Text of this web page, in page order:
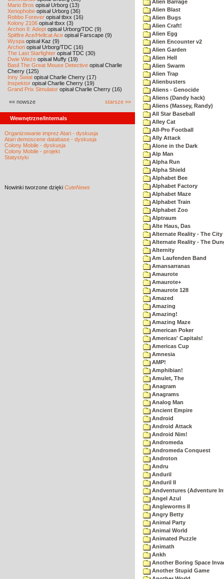
Mario Bros opisał Urborg (13)
Xenophobe opisał Urborg (36)
Robbo Forever opisał tbxx (16)
Kolony 2106 opisał tbxx (3)
Archon II: Adept opisał Urborg/TDC (9)
Spitfire Ace/Hellcat Ace opisał Farscape (9)
Wyspa opisał Kaz (9)
Archon opisał Urborg/TDC (16)
The Last Starfighter opisał TDC (30)
Dwie Wieże opisał Muffy (19)
Basil The Great Mouse Detective opisał Charlie
Cherry (125)
Inny Świat opisał Charlie Cherry (17)
Inspektor opisał Charlie Cherry (19)
Grand Prix Simulator opisał Charlie Cherry (16)
«« nowsze starsze »»
Wewnętrzne/Internals
Organizowanie imprez Atari - dyskusja
Atari demoscene database - dyskusja
Colony Mobile - dyskusja
Colony Mobile - projekt
Statystyki
Nowinki tworzone dzięki CuteNews
Alien Barrage
Alien Blast
Alien Bugs
Alien Craft!
Alien Egg
Alien Encounter v2
Alien Garden
Alien Hell
Alien Swarm
Alien Trap
Alienbusters
Aliens - Genocide
Aliens (Dandy hack)
Aliens (Massey, Randy)
All Star Baseball
Alley Cat
All-Pro Football
Ally Attack
Alone in the Dark
Alp Man
Alpha Run
Alpha Shield
Alphabet Bee
Alphabet Factory
Alphabet Maze
Alphabet Train
Alphabet Zoo
Alptraum
Alte Haus, Das
Alternate Reality - The City
Alternate Reality - The
Alternity
Am Laufenden Band
Amansarranas
Amaurote
Amaurote+
Amaurote 128
Amazed
Amazing
Amazing!
Amazing Maze
American Poker
Americas' Capitals!
Americas Cup
Amnesia
AMP!
Amphibian!
Amulet, The
Anagram
Anagrams
Analog Man
Ancient Empire
Android
Android Attack
Android Nim!
Andromeda
Andromeda Conquest
Androton
Andru
Anduril
Anduril II
Andventures (Adventure
Angel Azul
Angleworms II
Angry Betty
Animal Party
Animal World
Animated Puzzle
Animath
Ankh
Another Boring Space
Another Stupid Game